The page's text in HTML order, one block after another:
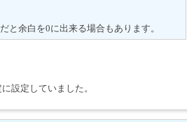
と余白を0に出来る場合もあります。
設定していました。